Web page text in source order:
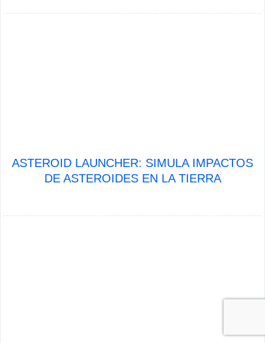
ASTEROID LAUNCHER: SIMULA IMPACTOS
DE ASTEROIDES EN LA TIERRA